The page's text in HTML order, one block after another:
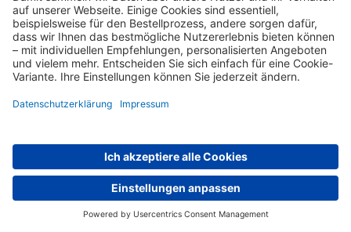
Ratgeber
Folgen Sie uns auch auf
Unser Angebot richtet sich ausschließlich an Industrie, Handel, Gewerbe und
europäische Ausland gelten Sonderkonditionen, die auf Anfrage mitgeteilt werden.
* Alle Preise verstehen sich zzgl. gesetzlicher MwSt.